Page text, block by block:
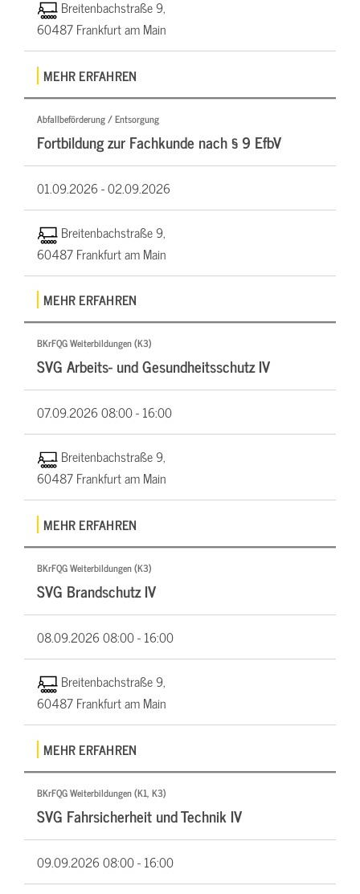
Breitenbachstraße 9,
60487 Frankfurt am Main
MEHR ERFAHREN
Abfallbeförderung / Entsorgung
Fortbildung zur Fachkunde nach § 9 EfbV
01.09.2026 -02.09.2026
Breitenbachstraße 9,
60487 Frankfurt am Main
MEHR ERFAHREN
BKrFQG Weiterbildungen (K3)
SVG Arbeits- und Gesundheitsschutz IV
07.09.202608:00 - 16:00
Breitenbachstraße 9,
60487 Frankfurt am Main
MEHR ERFAHREN
BKrFQG Weiterbildungen (K3)
SVG Brandschutz IV
08.09.202608:00 - 16:00
Breitenbachstraße 9,
60487 Frankfurt am Main
MEHR ERFAHREN
BKrFQG Weiterbildungen (K1, K3)
SVG Fahrsicherheit und Technik IV
09.09.202608:00 - 16:00